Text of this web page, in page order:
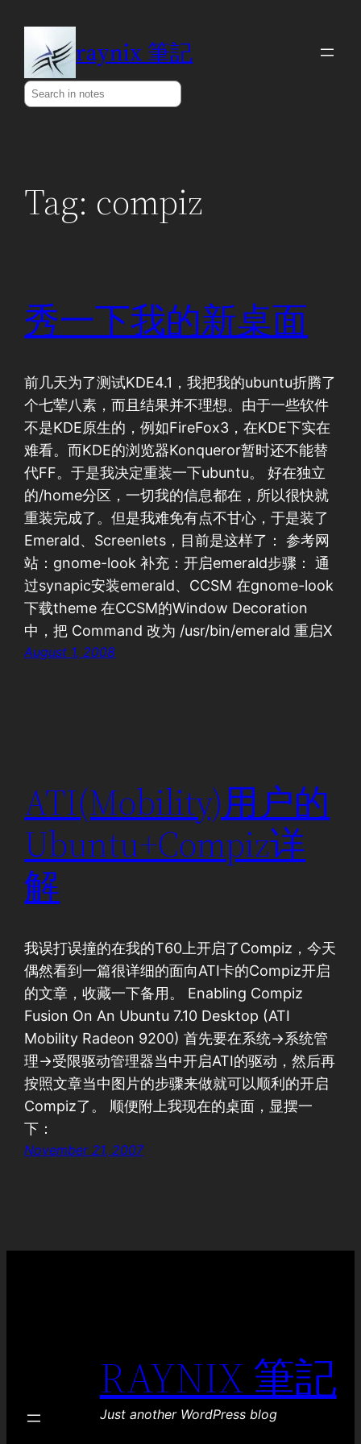
content
raynix 筆記
Search
Tag: compiz
秀一下我的新桌面
前几天为了测试KDE4.1，我把我的ubuntu折腾了
个七荤八素，而且结果并不理想。由于一些软件
不是KDE原生的，例如FireFox3，在KDE下实在
难看。而KDE的浏览器Konqueror暂时还不能替
代FF。于是我决定重装一下ubuntu。 好在独立
的/home分区，一切我的信息都在，所以很快就
重装完成了。但是我难免有点不甘心，于是装了
Emerald、Screenlets，目前是这样了： 参考网
站：gnome-look 补充：开启emerald步骤： 通
过synapic安装emerald、CCSM 在gnome-look
下载theme 在CCSM的Window Decoration
中，把 Command 改为 /usr/bin/emerald 重启X
August 1, 2008
ATI(Mobility)用户的
Ubuntu+Compiz详
解
我误打误撞的在我的T60上开启了Compiz，今天
偶然看到一篇很详细的面向ATI卡的Compiz开启
的文章，收藏一下备用。 Enabling Compiz
Fusion On An Ubuntu 7.10 Desktop (ATI
Mobility Radeon 9200) 首先要在系统->系统管
理->受限驱动管理器当中开启ATI的驱动，然后再
按照文章当中图片的步骤来做就可以顺利的开启
Compiz了。 顺便附上我现在的桌面，显摆一
下：
November 21, 2007
RAYNIX 筆記
Just another WordPress blog